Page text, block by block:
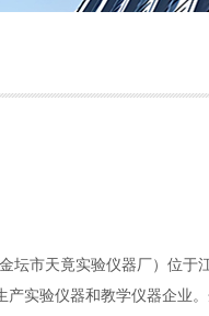
坛市天竟实验仪器厂）位于
产实验仪器和教学仪器企业